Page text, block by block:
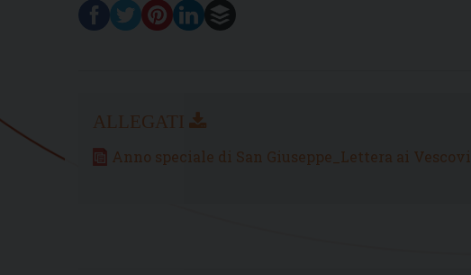
Anno speciale di San Giuseppe_Lettera ai Vescovi_